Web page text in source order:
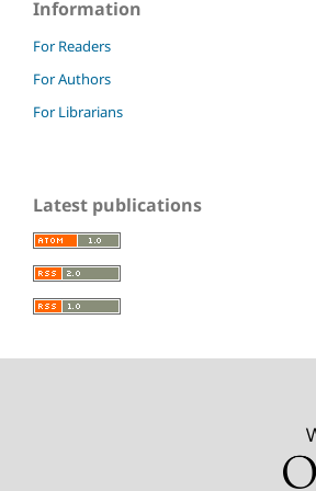
Information
For Readers
For Authors
For Librarians
Latest publications